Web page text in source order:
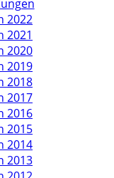
2022
2021
2020
2019
2018
2017
2016
2015
2014
2013